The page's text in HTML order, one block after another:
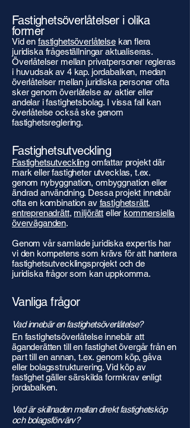
Fastighetsöverlåtelser i olika
former
Vid en fastighetsöverlåtelsekan flera
juridiska frågeställningar aktualiseras.
Överlåtelser mellan privatpersoner regleras
i huvudsak av 4 kap. jordabalken, medan
överlåtelser mellan juridiska personer ofta
sker genom överlåtelse av aktier eller
andelar i fastighetsbolag. I vissa fall kan
överlåtelse också ske genom
fastighetsreglering.
Fastighetsutveckling
Fastighetsutveckling omfattar projekt där
mark eller fastigheter utvecklas, t.ex.
genom nybyggnation, ombyggnation eller
ändrad användning. Dessa projekt innebär
ofta en kombination av fastighetsrätt,
entreprenadrätt, miljörätt eller kommersiella
överväganden.
Genom vår samlade juridiska expertis har
vi den kompetens som krävs för att hantera
fastighetsutvecklingsprojekt och de
juridiska frågor som kan uppkomma.
Vanliga frågor
Vad innebär en fastighetsöverlåtelse?
En fastighetsöverlåtelse innebär att
äganderätten till en fastighet övergår från en
part till en annan, t.ex. genom köp, gåva
eller bolagsstrukturering. Vid köp av
fastighet gäller särskilda formkrav enligt
jordabalken.
Vad är skillnaden mellan direkt fastighetsköp
och bolagsförvärv?